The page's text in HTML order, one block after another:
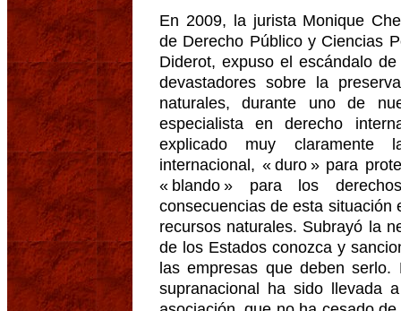
En 2009, la jurista Monique
de Derecho Público y Ciencias
Diderot, expuso el escándalo
devastadores sobre la
naturales, durante uno de
especialista en derecho
explicado muy claramente
internacional, « duro » para
« blando » para los
consecuencias de esta situación
recursos naturales. Subrayó la
de los Estados conozca y
las empresas que deben serlo.
supranacional ha sido llevada